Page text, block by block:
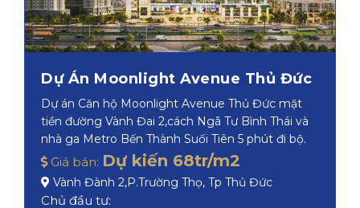
Dự Án Moonlight Avenue Thủ Đức
Dự án Căn hộ Moonlight Avenue Thủ Đức mặt
tiền đường Vành Đai 2,cách Ngã Tư Bình Thái và
nhà ga Metro Bến Thành Suối Tiên 5 phút đi bộ.
Giá bán:Dự kiến 68tr/m2
Vành Đành 2,P.Trường Thọ, Tp Thủ Đức